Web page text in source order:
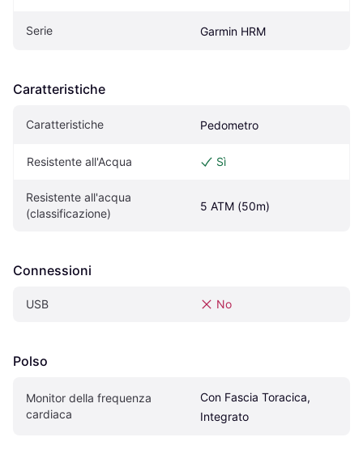
Serie Garmin HRM
Caratteristiche
Caratteristiche Pedometro
Resistente all'Acqua Sì
Resistente all'acqua
(classificazione)
5 ATM (50m)
Connessioni
USB No
Polso
Monitor della frequenza
cardiaca
Con Fascia Toracica,
Integrato